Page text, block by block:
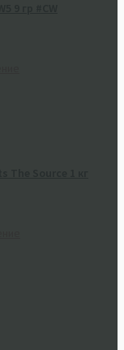
9 гр #CW
Source 1 кг